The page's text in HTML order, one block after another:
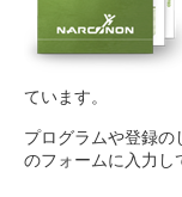
ています。
プログラムや登録の
のフォームに入力し